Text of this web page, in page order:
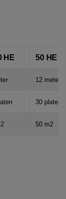
HE 50 HE
12 meter
30 platen
50 m2